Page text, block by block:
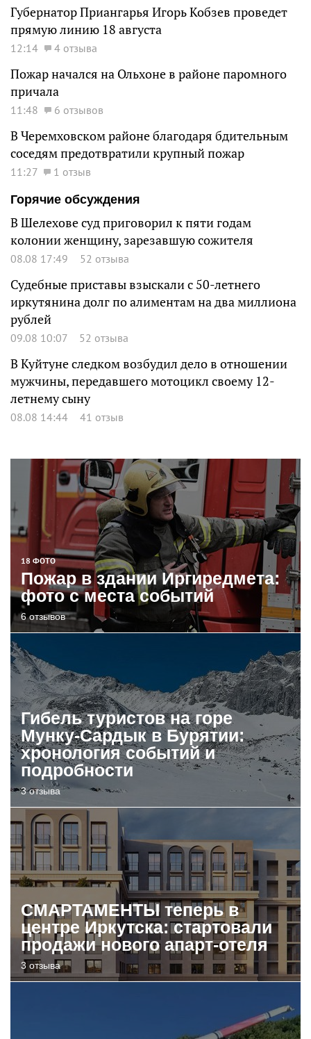
Губернатор Приангарья Игорь Кобзев проведет
прямую линию 18 августа
12:14 4 отзыва
Пожар начался на Ольхоне в районе паромного
причала
11:48 6 отзывов
В Черемховском районе благодаря бдительным
соседям предотвратили крупный пожар
11:27
1 отзыв
Горячие обсуждения
В Шелехове суд приговорил к пяти годам
колонии женщину, зарезавшую сожителя
08.08 17:49 52 отзыва
Судебные приставы взыскали с 50-летнего
иркутянина долг по алиментам на два миллиона
рублей
09.08 10:07 52 отзыва
В Куйтуне следком возбудил дело в отношении
мужчины, передавшего мотоцикл своему 12-
летнему сыну
08.08 14:44 41 отзыв
18 ФОТО
Пожар в здании Иргиредмета:
фото с места событий
6 отзывов
Гибель туристов на горе
Мунку-Сардык в Бурятии:
хронология событий и
подробности
3 отзыва
СМАРТАМЕНТЫ теперь в
центре Иркутска: стартовали
продажи нового апарт-отеля
3 отзыва